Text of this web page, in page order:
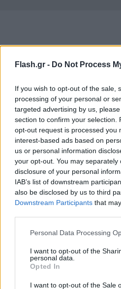
Flash.gr - Do Not Process
If you wish to opt-out of the sale,
processing of your personal or
targeted advertising by us,
section to confirm your selection.
opt-out request is processed you
interest-based ads based on
us or personal information
your opt-out. You may
disclosure of your personal
IAB’s list of downstream
also be disclosed by us to third
Downstream Participants that
Please note that this website/app
not limited to your visit or usage
grant or deny consent to Google
use your data for below specified
consent section.
Personal Data Processing
I want to opt-out of the
personal data.
Opted In
I want to opt-out of the Sale